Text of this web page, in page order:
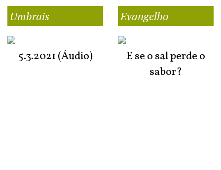
Umbrais
5.3.2021 (Áudio)
Evangelho
E se o sal perde o
sabor?